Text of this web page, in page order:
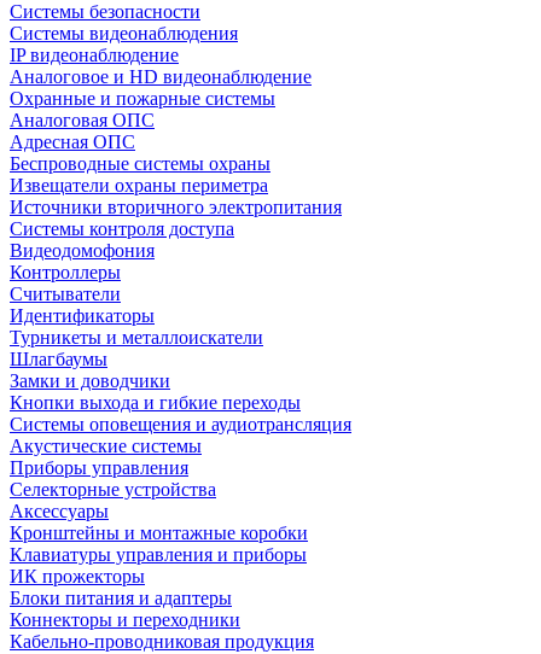
Системы безопасности
Системы видеонаблюдения
IP видеонаблюдение
Аналоговое и HD видеонаблюдение
Охранные и пожарные системы
Аналоговая ОПС
Адресная ОПС
Беспроводные системы охраны
Извещатели охраны периметра
Источники вторичного электропитания
Системы контроля доступа
Видеодомофония
Контроллеры
Считыватели
Идентификаторы
Турникеты и металлоискатели
Шлагбаумы
Замки и доводчики
Кнопки выхода и гибкие переходы
Системы оповещения и аудиотрансляция
Акустические системы
Приборы управления
Селекторные устройства
Аксессуары
Кронштейны и монтажные коробки
Клавиатуры управления и приборы
ИК прожекторы
Блоки питания и адаптеры
Коннекторы и переходники
Кабельно-проводниковая продукция